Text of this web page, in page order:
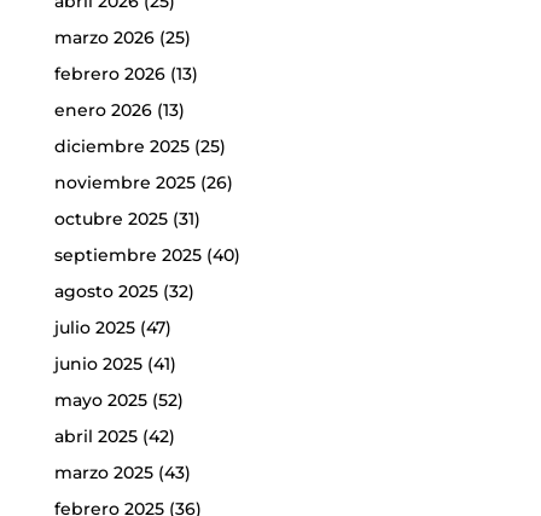
marzo 2026(25)
febrero 2026(13)
enero 2026(13)
diciembre 2025(25)
noviembre 2025(26)
octubre 2025(31)
septiembre 2025(40)
agosto 2025(32)
julio 2025(47)
junio 2025(41)
mayo 2025(52)
abril 2025(42)
marzo 2025(43)
febrero 2025(36)